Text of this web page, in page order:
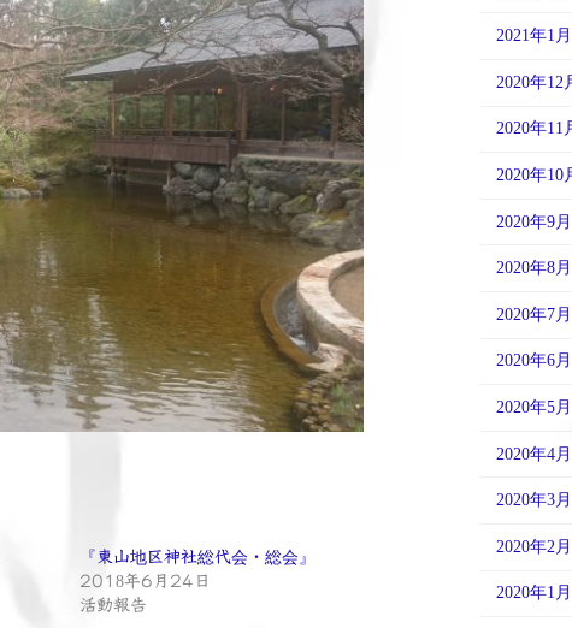
『東山地区神社総代会・総会』
2018年6月24日
活動報告
2021年1月
2020年12
2020年11
2020年10
2020年9月
2020年8月
2020年7月
2020年6月
2020年5月
2020年4月
2020年3月
2020年2月
2020年1月